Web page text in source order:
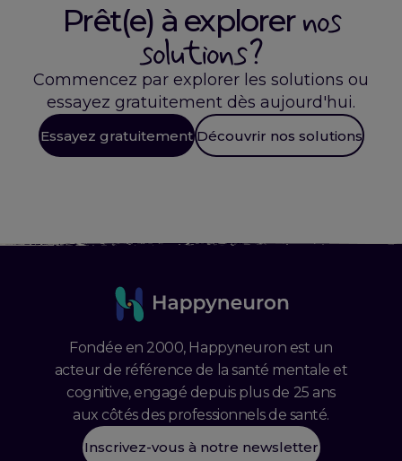
Prêt(e) à explorernos
solutions ?
Commencez par explorer les solutions ou
essayez gratuitement dès aujourd'hui.
Essayez gratuitement Découvrir nos solutions
Fondée en 2000, Happyneuron est un
acteur de référence de la santé mentale et
cognitive, engagé depuis plus de 25 ans
aux côtés des professionnels de santé.
Inscrivez-vous à notre newsletter